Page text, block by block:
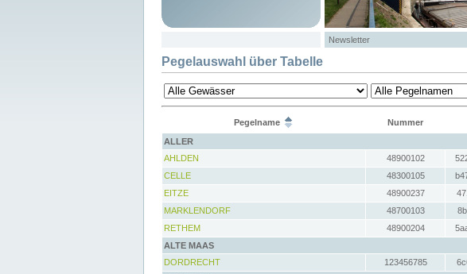
Newsletter
Pegelauswahl über Tabelle
Pegelname Nummer
ALLER
AHLDEN
48900102
CELLE
48300105
EITZE
48900237
MARKLENDORF
48700103
RETHEM
48900204
ALTE MAAS
DORDRECHT
123456785